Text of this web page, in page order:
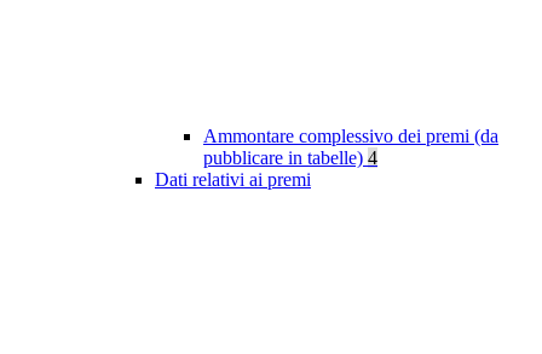
Ammontare complessivo dei premi (da
pubblicare in tabelle) 4
Dati relativi ai premi